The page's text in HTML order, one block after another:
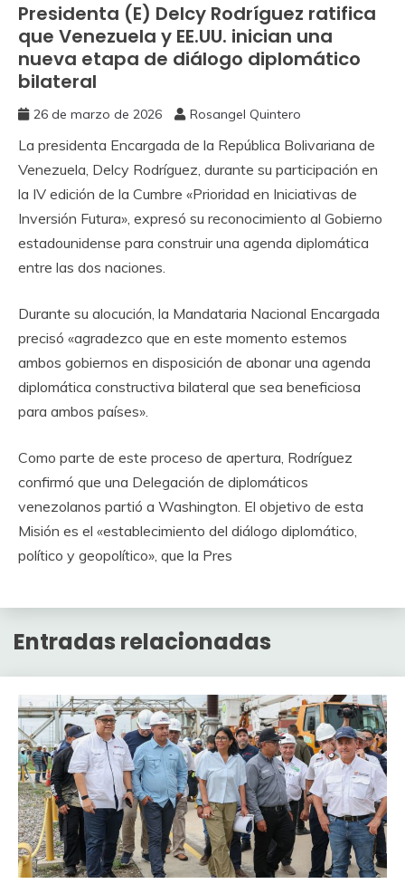
Presidenta (E) Delcy Rodríguez ratifica
que Venezuela y EE.UU. inician una
nueva etapa de diálogo diplomático
bilateral
26 de marzo de 2026 Rosangel Quintero
La presidenta Encargada de la República Bolivariana de
Venezuela, Delcy Rodríguez, durante su participación en
la IV edición de la Cumbre «Prioridad en Iniciativas de
Inversión Futura», expresó su reconocimiento al Gobierno
estadounidense para construir una agenda diplomática
entre las dos naciones.
Durante su alocución, la Mandataria Nacional Encargada
precisó «agradezco que en este momento estemos
ambos gobiernos en disposición de abonar una agenda
diplomática constructiva bilateral que sea beneficiosa
para ambos países».
Como parte de este proceso de apertura, Rodríguez
confirmó que una Delegación de diplomáticos
venezolanos partió a Washington. El objetivo de esta
Misión es el «establecimiento del diálogo diplomático,
político y geopolítico», que la Pres
Entradas relacionadas